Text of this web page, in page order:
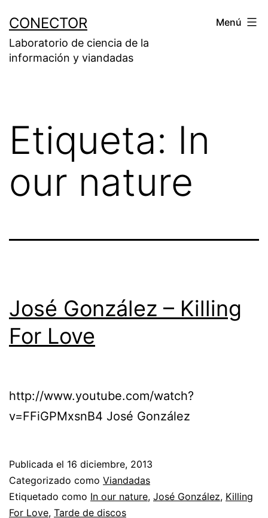
contenido
CONECTOR
Laboratorio de ciencia de la
información y viandadas
Menú
Etiqueta: In
our nature
José González – Killing
For Love
http://www.youtube.com/watch?
v=FFiGPMxsnB4 José González
Publicada el 16 diciembre, 2013
Categorizado como Viandadas
Etiquetado como In our nature, José González, Killing
For Love, Tarde de discos